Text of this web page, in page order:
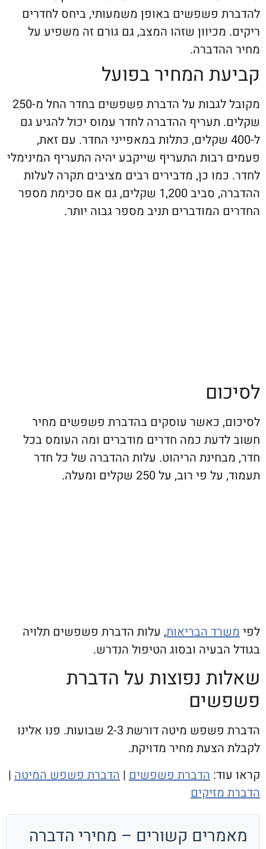
פשפשים באופן משמעותי, ביחס לחדרים
שזהו המצב, גם גורם זה משפיע על
המחיר בפועל
מקובל לגבות על הדברת פשפשים בחדר החל מ-250
תעריף ההדברה לחדר עמוס יכול להגיע גם
400 שקלים, כתלות במאפייני החדר. עם זאת,
התעריף שייקבע יהיה התעריף המינימלי
כן, מדבירים רבים מציבים תקרה לעלות
ההדברה, סביב 1,200 שקלים, גם אם סכימת מספר
המודברים תניב מספר גבוה יותר.
כאשר עוסקים בהדברת פשפשים מחיר
כמה חדרים מודברים ומה העומס בכל
הריהוט. עלות ההדברה של כל חדר
על 250 שקלים ומעלה.
הבריאות, עלות הדברת פשפשים תלויה
ובסוג הטיפול הנדרש.
נפוצות על הדברת
הדברת פשפש מיטה דורשת 2-3 שבועות. פנו אלינו
מחיר מדויקת.
הדברת פשפשים|הדברת פשפש המיטה|
קשורים – מחירי הדברה